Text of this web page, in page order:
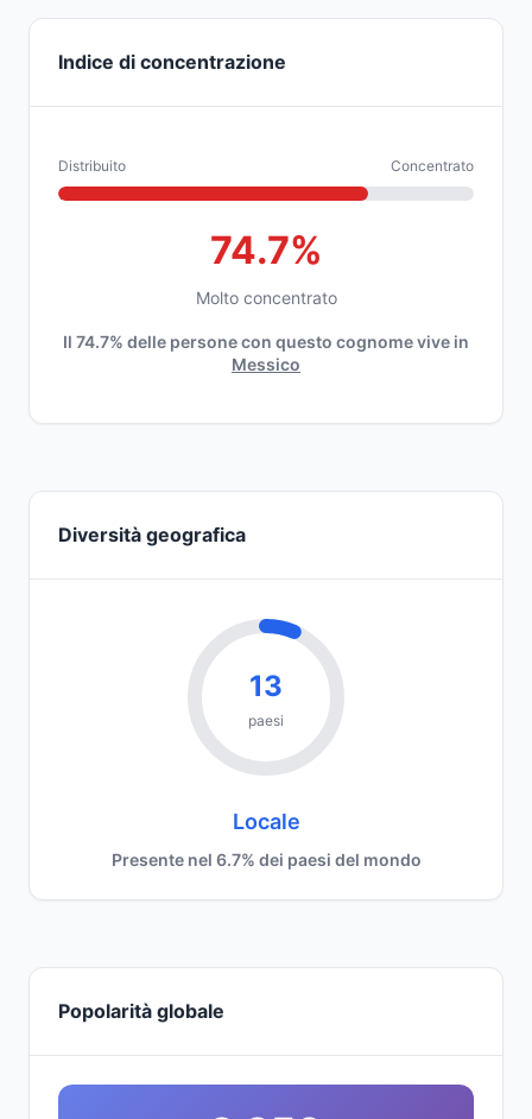
Indice di concentrazione
Distribuito Concentrato
74.7%
Molto concentrato
Il 74.7% delle persone con questo cognome vive in
Messico
Diversità geografica
13
paesi
Locale
Presente nel 6.7% dei paesi del mondo
Popolarità globale